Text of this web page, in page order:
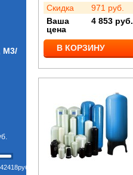
М3/
руб.
Скидка
971 руб.
Ваша
цена
4 853 руб.
В КОРЗИНУ